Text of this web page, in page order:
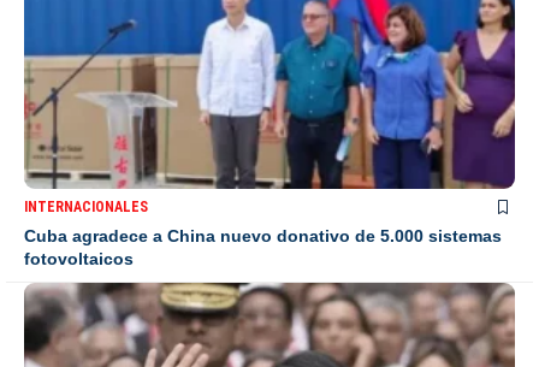
INTERNACIONALES
Cuba agradece a China nuevo donativo de 5.000 sistemas
fotovoltaicos